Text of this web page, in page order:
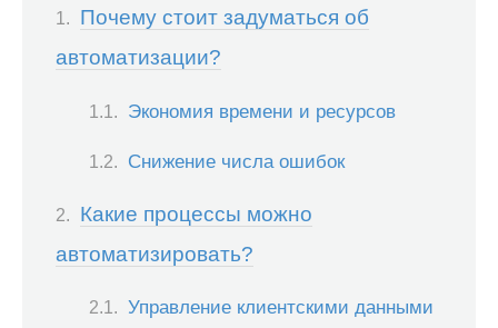
Почему стоит задуматься об
автоматизации?
Экономия времени и ресурсов
Снижение числа ошибок
Какие процессы можно
автоматизировать?
Управление клиентскими данными